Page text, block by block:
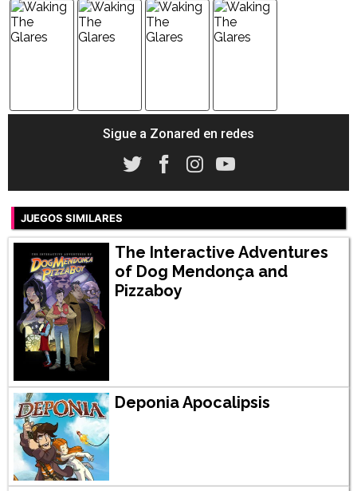
Sigue a Zonared en redes
JUEGOS SIMILARES
The Interactive Adventures
of Dog Mendonça and
Pizzaboy
Deponia Apocalipsis